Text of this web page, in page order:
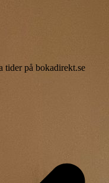
tider på bokadirekt.se